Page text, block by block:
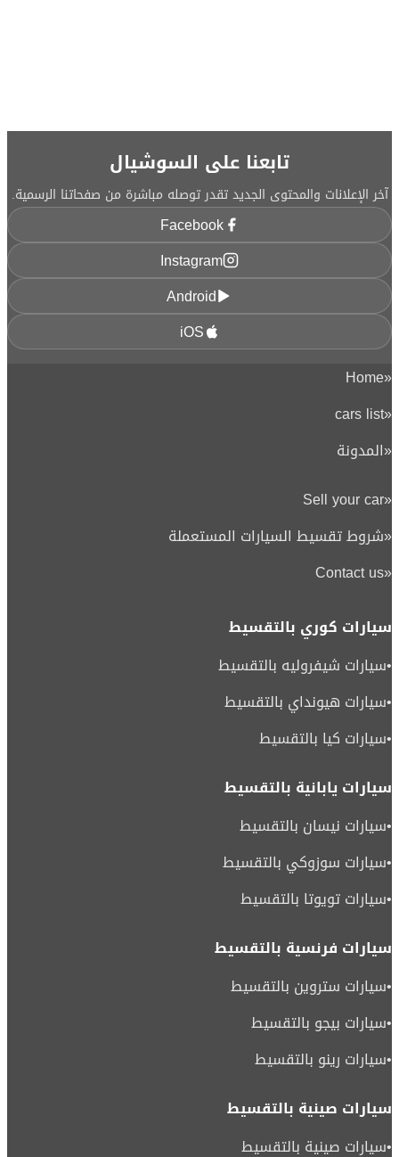
تابعنا على السوشيال
آخر الإعلانات والمحتوى الجديد تقدر توصله مباشرة من صفحاتنا الرسمية.
Facebook
Instagram
Android
iOS
«
Home
«
cars list
«المدونة
«
Sell your car
«شروط تقسيط السيارات المستعملة
«
Contact us
سيارات كوري بالتقسيط
•سيارات شيفروليه بالتقسيط
•سيارات هيونداي بالتقسيط
•سيارات كيا بالتقسيط
سيارات يابانية بالتقسيط
•سيارات نيسان بالتقسيط
•سيارات سوزوكي بالتقسيط
•سيارات تويوتا بالتقسيط
سيارات فرنسية بالتقسيط
•سيارات ستروين بالتقسيط
•سيارات بيجو بالتقسيط
•سيارات رينو بالتقسيط
سيارات صينية بالتقسيط
•سيارات صينية بالتقسيط